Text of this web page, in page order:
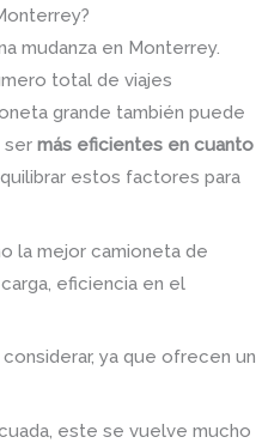
mudanza en Monterrey.
total de viajes
grande también puede
sermás eficientes en cuanto
estos factores para
la mejor camioneta de
eficiencia en el
ya que ofrecen un
este se vuelve mucho